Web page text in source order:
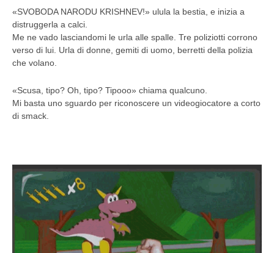
«SVOBODA NARODU KRISHNEV!» ulula la bestia, e inizia a
distruggerla a calci.
Me ne vado lasciandomi le urla alle spalle. Tre poliziotti corrono
verso di lui. Urla di donne, gemiti di uomo, berretti della polizia
che volano.
«Scusa, tipo? Oh, tipo? Tipooo» chiama qualcuno.
Mi basta uno sguardo per riconoscere un videogiocatore a corto
di smack.